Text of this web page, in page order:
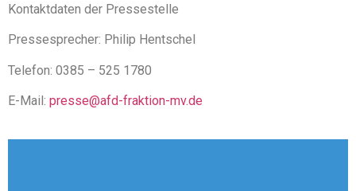
Kontaktdaten der Pressestelle
Pressesprecher: Philip Hentschel
Telefon: 0385 – 525 1780
E-Mail: presse@afd-fraktion-mv.de